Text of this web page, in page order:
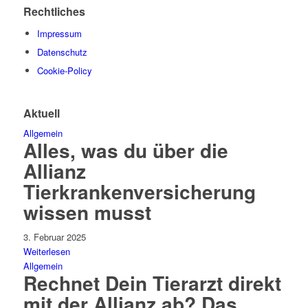
Rechtliches
Impressum
Datenschutz
Cookie-Policy
Aktuell
Allgemein
Alles, was du über die
Allianz
Tierkrankenversicherung
wissen musst
3. Februar 2025
Weiterlesen
Allgemein
Rechnet Dein Tierarzt direkt